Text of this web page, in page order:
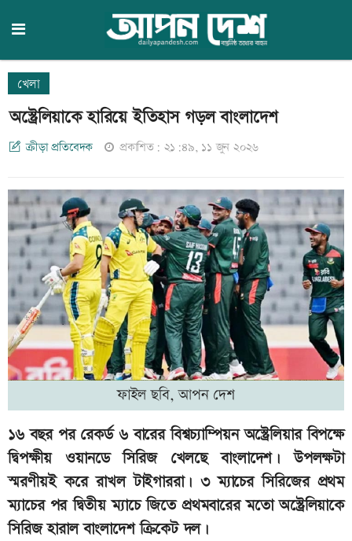
খেলা
অস্ট্রেলিয়াকে হারিয়ে ইতিহাস গড়ল বাংলাদেশ
ক্রীড়া প্রতিবেদক প্রকাশিত: ২১:৪৯, ১১ জুন ২০২৬
ফাইল ছবি, আপন দেশ
১৬ বছর পর রেকর্ড ৬ বারের বিশ্বচ্যাম্পিয়ন অস্ট্রেলিয়ার বিপক্ষে
দ্বিপক্ষীয় ওয়ানডে সিরিজ খেলছে বাংলাদেশ। উপলক্ষটা
স্মরণীয়ই করে রাখল টাইগাররা। ৩ ম্যাচের সিরিজের প্রথম
ম্যাচের পর দ্বিতীয় ম্যাচে জিতে প্রথমবারের মতো অস্ট্রেলিয়াকে
সিরিজ হারাল বাংলাদেশ ক্রিকেট দল।